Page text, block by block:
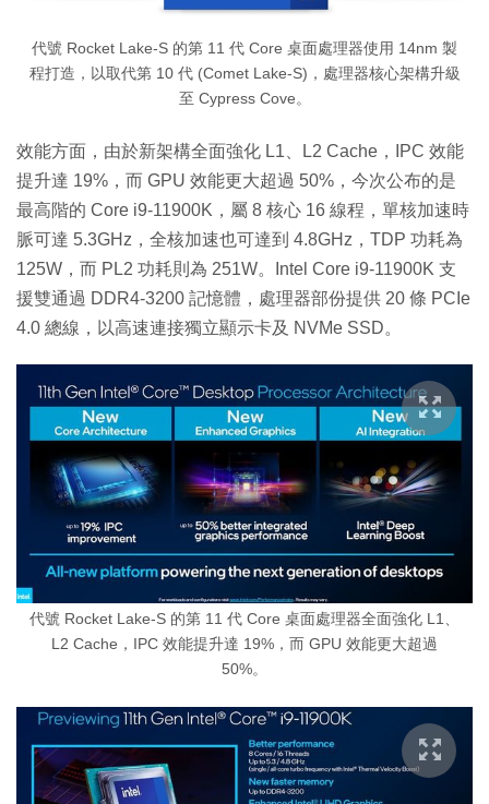
代號 Rocket Lake-S 的第 11 代 Core 桌面處理器使用 14nm 製
程打造，以取代第 10 代 (Comet Lake-S)，處理器核心架構升級
至 Cypress Cove。
效能方面，由於新架構全面強化 L1、L2 Cache，IPC 效能
提升達 19%，而 GPU 效能更大超過 50%，今次公布的是
最高階的 Core i9-11900K，屬 8 核心 16 線程，單核加速時
脈可達 5.3GHz，全核加速也可達到 4.8GHz，TDP 功耗為
125W，而 PL2 功耗則為 251W。Intel Core i9-11900K 支
援雙通過 DDR4-3200 記憶體，處理器部份提供 20 條 PCIe
4.0 總線，以高速連接獨立顯示卡及 NVMe SSD。
代號 Rocket Lake-S 的第 11 代 Core 桌面處理器全面強化 L1、
L2 Cache，IPC 效能提升達 19%，而 GPU 效能更大超過
50%。